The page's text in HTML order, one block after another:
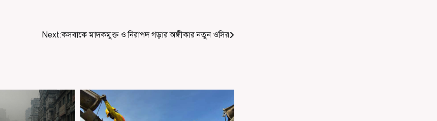
Next:কসবাকে মাদকমুক্ত ও নিরাপদ গড়ার অঙ্গীকার নতুন ওসির